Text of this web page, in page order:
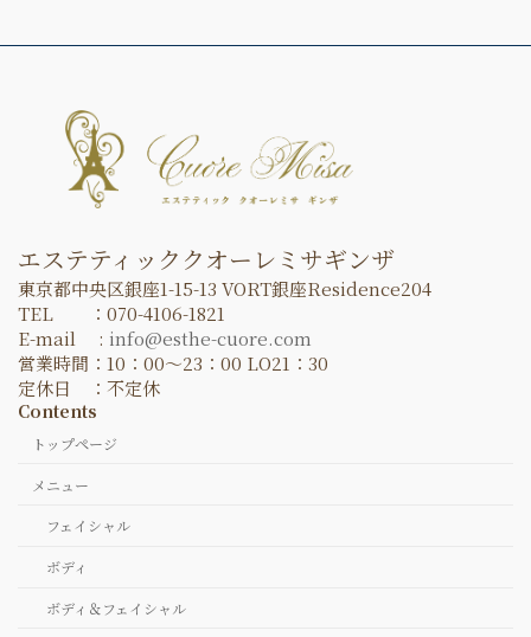
エステティッククオーレミサギンザ
東京都中央区銀座1-15-13 VORT銀座Residence204
TEL ：070-4106-1821
E-mail : info@esthe-cuore.com
営業時間：10：00～23：00 LO21：30
定休日 ：不定休
Contents
トップページ
メニュー
フェイシャル
ボディ
ボディ＆フェイシャル